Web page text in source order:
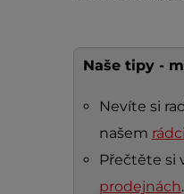
Naše tipy -
Nevíte si
našem rádci
Přečtěte si
prodejnách.